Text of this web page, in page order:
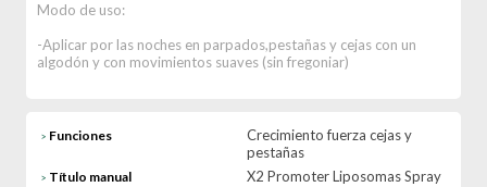
Modo de uso:
-Aplicar por las noches en parpados,pestañas y cejas con un
algodón y con movimientos suaves (sin fregoniar)
> Funciones
Crecimiento fuerza cejas y
pestañas
> Título manual
X2 Promoter Liposomas Spray